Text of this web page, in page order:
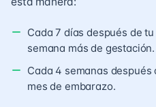
Cada 7 días después de
semana más de gestación.
Cada 4 semanas después
mes de embarazo.